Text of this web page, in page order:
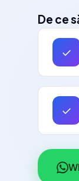
De ce
✓
✓